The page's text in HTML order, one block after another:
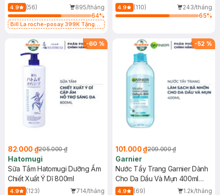
Dụng 40ml
4.9 (56)
895/tháng
64%
Bill La roche-posay 399K Tặng
(SL có hạn)
40ml
4.9 (110)
243/tháng
65%
-60 %
82.000 ₫205.000 ₫
Hatomugi
Sữa Tắm Hatomugi Dưỡng Ẩm
Chiết Xuất Ý Dĩ 800ml
4.9 (123)
714/tháng
-52 %
101.000 ₫209.000 ₫
Garnier
Nước Tẩy Trang Garnier Dành
Cho Da Dầu Và Mụn 400ml
(Mới)
4.9 (69)
1.2k/tháng